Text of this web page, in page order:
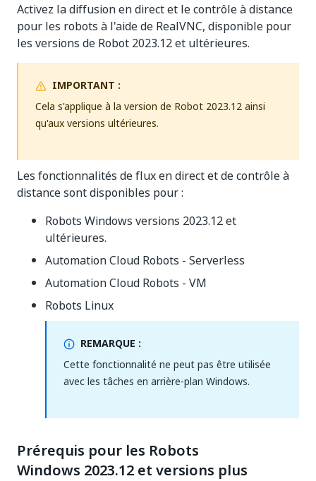
Activez la diffusion en direct et le contrôle à distance
pour les robots à l'aide de RealVNC, disponible pour
les versions de Robot 2023.12 et ultérieures.
IMPORTANT :
Cela s'applique à la version de Robot 2023.12 ainsi
qu'aux versions ultérieures.
Les fonctionnalités de flux en direct et de contrôle à
distance sont disponibles pour :
Robots Windows versions 2023.12 et
ultérieures.
Automation Cloud Robots - Serverless
Automation Cloud Robots - VM
Robots Linux
REMARQUE :
Cette fonctionnalité ne peut pas être utilisée
avec les tâches en arrière-plan Windows.
Prérequis pour les Robots
Windows 2023.12 et versions plus